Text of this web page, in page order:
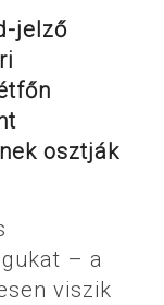
jelző
osztják
– a
viszik